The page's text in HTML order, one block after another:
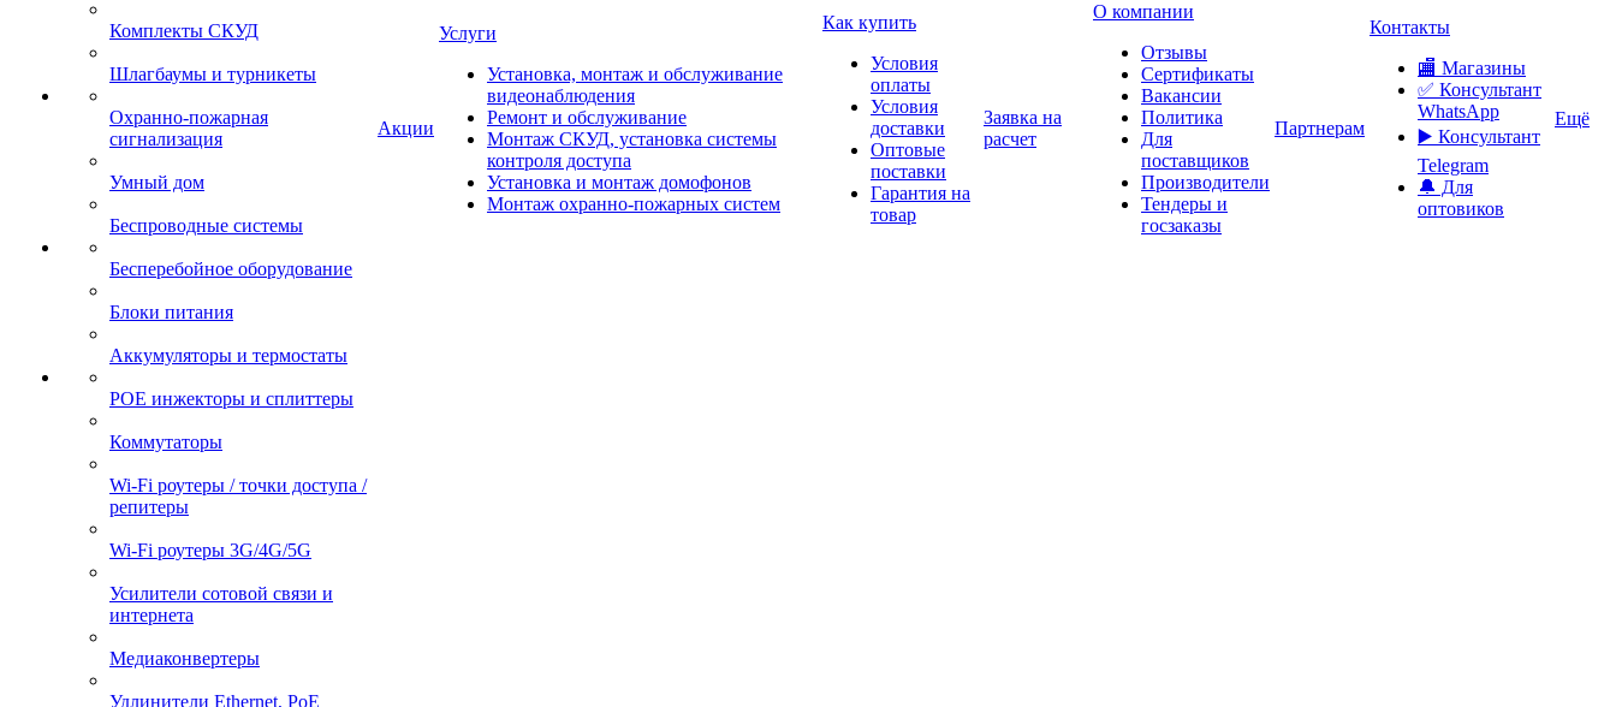
Комплекты СКУД
Шлагбаумы и турникеты
Охранно-пожарная
сигнализация
Умный дом
Беспроводные системы
Бесперебойное оборудование
Блоки питания
Аккумуляторы и термостаты
POE инжекторы и сплиттеры
Коммутаторы
Wi-Fi роутеры / точки доступа /
репитеры
Wi-Fi роутеры 3G/4G/5G
Усилители сотовой связи и
интернета
Медиаконвертеры
Удлинители Ethernet, PoE
Акции
Услуги
Установка, монтаж и обслуживание
видеонаблюдения
Ремонт и обслуживание
Монтаж СКУД, установка системы
контроля доступа
Установка и монтаж домофонов
Монтаж охранно-пожарных систем
Как купить
Условия
оплаты
Условия
доставки
Оптовые
поставки
Гарантия на
товар
Заявка на
расчет
О компании
Отзывы
Сертификаты
Вакансии
Политика
Для
поставщиков
Производители
Тендеры и
госзаказы
Партнерам
Контакты
🏬 Магазины
✅️ Консультант
WhatsApp
▶️ Консультант
Telegram
🔔 Для
оптовиков
Ещё